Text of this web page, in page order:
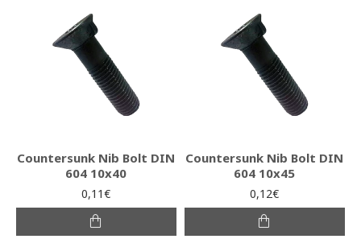
Countersunk Nib Bolt DIN
604 10x40
0,11€
Countersunk Nib Bolt DIN
604 10x45
0,12€